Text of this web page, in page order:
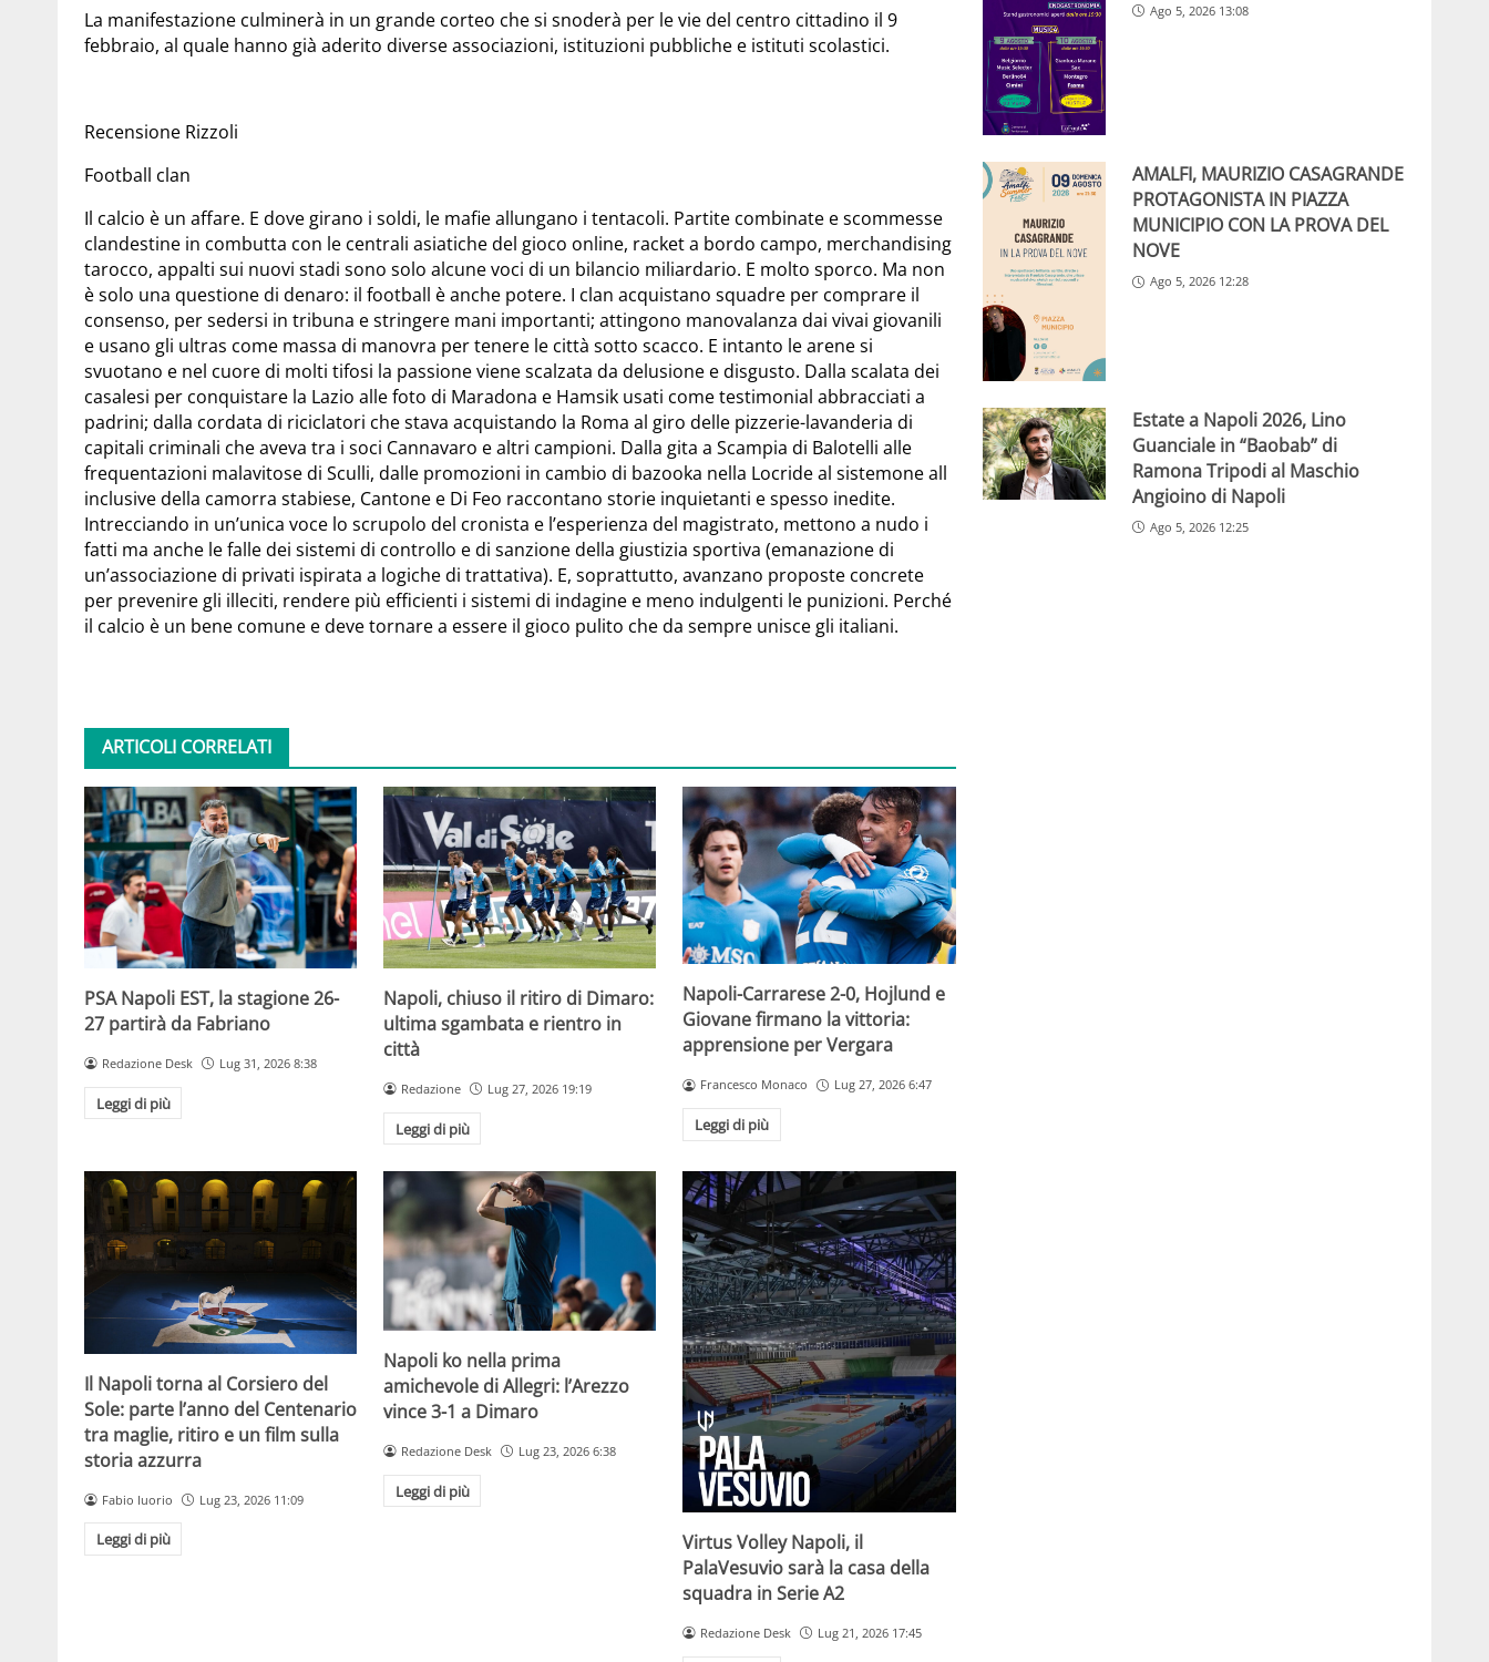
La manifestazione culminerà in un grande corteo che si snoderà per le vie del centro cittadino il 9
febbraio, al quale hanno già aderito diverse associazioni, istituzioni pubbliche e istituti scolastici.
Recensione Rizzoli
Football clan
Il calcio è un affare. E dove girano i soldi, le mafie allungano i tentacoli. Partite combinate e scommesse
clandestine in combutta con le centrali asiatiche del gioco online, racket a bordo campo, merchandising
tarocco, appalti sui nuovi stadi sono solo alcune voci di un bilancio miliardario. E molto sporco. Ma non
è solo una questione di denaro: il football è anche potere. I clan acquistano squadre per comprare il
consenso, per sedersi in tribuna e stringere mani importanti; attingono manovalanza dai vivai giovanili
e usano gli ultras come massa di manovra per tenere le città sotto scacco. E intanto le arene si
svuotano e nel cuore di molti tifosi la passione viene scalzata da delusione e disgusto. Dalla scalata dei
casalesi per conquistare la Lazio alle foto di Maradona e Hamsik usati come testimonial abbracciati a
padrini; dalla cordata di riciclatori che stava acquistando la Roma al giro delle pizzerie-lavanderia di
capitali criminali che aveva tra i soci Cannavaro e altri campioni. Dalla gita a Scampia di Balotelli alle
frequentazioni malavitose di Sculli, dalle promozioni in cambio di bazooka nella Locride al sistemone all
inclusive della camorra stabiese, Cantone e Di Feo raccontano storie inquietanti e spesso inedite.
Intrecciando in un’unica voce lo scrupolo del cronista e l’esperienza del magistrato, mettono a nudo i
fatti ma anche le falle dei sistemi di controllo e di sanzione della giustizia sportiva (emanazione di
un’associazione di privati ispirata a logiche di trattativa). E, soprattutto, avanzano proposte concrete
per prevenire gli illeciti, rendere più efficienti i sistemi di indagine e meno indulgenti le punizioni. Perché
il calcio è un bene comune e deve tornare a essere il gioco pulito che da sempre unisce gli italiani.
ARTICOLI CORRELATI
PSA Napoli EST, la stagione 26-
27 partirà da Fabriano
Redazione Desk Lug 31, 2026 8:38
Leggi di più
Napoli, chiuso il ritiro di Dimaro:
ultima sgambata e rientro in
città
Redazione Lug 27, 2026 19:19
Leggi di più
Napoli-Carrarese 2-0, Hojlund e
Giovane firmano la vittoria:
apprensione per Vergara
Francesco Monaco Lug 27, 2026 6:47
Leggi di più
Il Napoli torna al Corsiero del
Sole: parte l’anno del Centenario
tra maglie, ritiro e un film sulla
storia azzurra
Fabio Iuorio Lug 23, 2026 11:09
Leggi di più
Napoli ko nella prima
amichevole di Allegri: l’Arezzo
vince 3-1 a Dimaro
Redazione Desk Lug 23, 2026 6:38
Leggi di più
Virtus Volley Napoli, il
PalaVesuvio sarà la casa della
squadra in Serie A2
Redazione Desk Lug 21, 2026 17:45
Ago 5, 2026 13:08
AMALFI, MAURIZIO CASAGRANDE
PROTAGONISTA IN PIAZZA
MUNICIPIO CON LA PROVA DEL
NOVE
Ago 5, 2026 12:28
Estate a Napoli 2026, Lino
Guanciale in “Baobab” di
Ramona Tripodi al Maschio
Angioino di Napoli
Ago 5, 2026 12:25